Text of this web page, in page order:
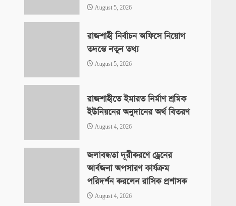
August 5, 2026
রাজশাহী নির্বাচন অফিসে নিয়োগ
তদন্তে নতুন তথ্য
August 5, 2026
রাজশাহীতে ইমারত নির্মাণ শ্রমিক
ইউনিয়নের অনুদানের অর্থ বিতরণ
August 4, 2026
জলাবদ্ধতা দূরীকরণে ড্রেনের
আর্বজনা অপসারণ কার্যক্রম
পরিদর্শন করলেন রাসিক প্রশাসক
August 4, 2026